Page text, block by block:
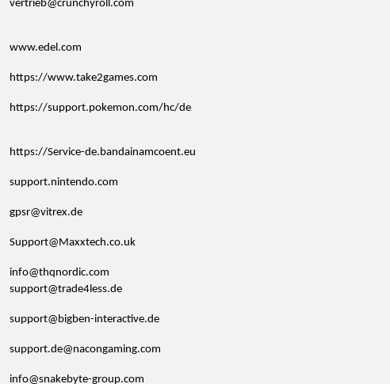
vertrieb@crunchyroll.com
www.edel.com
https://www.take2games.com
https://support.pokemon.com/hc/de
https://Service-de.bandainamcoent.eu
support.nintendo.com
gpsr@vitrex.de
Support@Maxxtech.co.uk
info@thqnordic.com
support@trade4less.de
support@bigben-interactive.de
support.de@nacongaming.com
info@snakebyte-group.com